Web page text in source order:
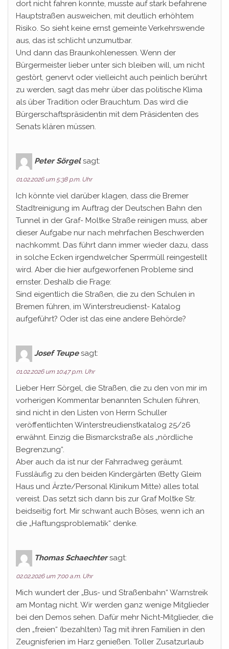
dort nicht fahren konnte, musste auf stark befahrene
Hauptstraßen ausweichen, mit deutlich erhöhtem
Risiko. So sieht keine ernst gemeinte Verkehrswende
aus, das ist schlicht unzumutbar.
Und dann das Braunkohlenessen. Wenn der
Bürgermeister lieber unter sich bleiben will, um nicht
gestört, genervt oder vielleicht auch peinlich berührt
zu werden, sagt das mehr über das politische Klima
als über Tradition oder Brauchtum. Das wird die
Bürgerschaftspräsidentin mit dem Präsidenten des
Senats klären müssen.
Peter Sörgel sagt:
01.02.2026 um 5:38 p.m. Uhr
Ich könnte viel darüber klagen, dass die Bremer
Stadtreinigung im Auftrag der Deutschen Bahn den
Tunnel in der Graf- Moltke Straße reinigen muss, aber
dieser Aufgabe nur nach mehrfachen Beschwerden
nachkommt. Das führt dann immer wieder dazu, dass
in solche Ecken irgendwelcher Sperrmüll reingestellt
wird. Aber die hier aufgeworfenen Probleme sind
ernster. Deshalb die Frage:
Sind eigentlich die Straßen, die zu den Schulen in
Bremen führen, im Winterstreudienst- Katalog
aufgeführt? Oder ist das eine andere Behörde?
Josef Teupe sagt:
01.02.2026 um 10:47 p.m. Uhr
Lieber Herr Sörgel, die Straßen, die zu den von mir im
vorherigen Kommentar benannten Schulen führen,
sind nicht in den Listen von Herrn Schuller
veröffentlichten Winterstreudienstkatalog 25/26
erwähnt. Einzig die Bismarckstraße als „nördliche
Begrenzung“.
Aber auch da ist nur der Fahrradweg geräumt.
Fussläufig zu den beiden Kindergärten (Betty Gleim
Haus und Ärzte/Personal Klinikum Mitte) alles total
vereist. Das setzt sich dann bis zur Graf Moltke Str.
beidseitig fort. Mir schwant auch Böses, wenn ich an
die „Haftungsproblematik“ denke.
Thomas Schaechter sagt:
02.02.2026 um 7:00 a.m. Uhr
Mich wundert der „Bus- und Straßenbahn“ Warnstreik
am Montag nicht. Wir werden ganz wenige Mitglieder
bei den Demos sehen. Dafür mehr Nicht-Mitglieder, die
den „freien“ (bezahlten) Tag mit ihren Familien in den
Zeugnisferien im Harz genießen. Toller Zusatzurlaub